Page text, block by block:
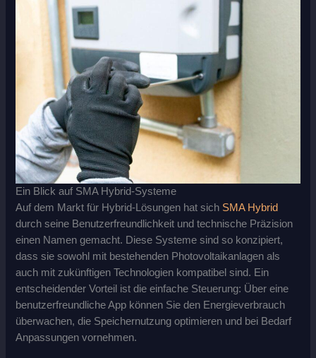
Ein Blick auf SMA Hybrid-Systeme
Auf dem Markt für Hybrid-Lösungen hat sich SMA Hybrid
durch seine Benutzerfreundlichkeit und technische Präzision
einen Namen gemacht. Diese Systeme sind so konzipiert,
dass sie sowohl mit bestehenden Photovoltaikanlagen als
auch mit zukünftigen Technologien kompatibel sind. Ein
entscheidender Vorteil ist die einfache Steuerung: Über eine
benutzerfreundliche App können Sie den Energieverbrauch
überwachen, die Speichernutzung optimieren und bei Bedarf
Anpassungen vornehmen.